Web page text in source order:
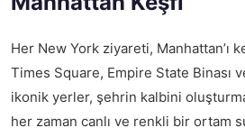
Her New York ziyareti, Manhattan’ı
Times Square, Empire State Binası
ikonik yerler, şehrin kalbini
her zaman canlı ve renkli bir ortam